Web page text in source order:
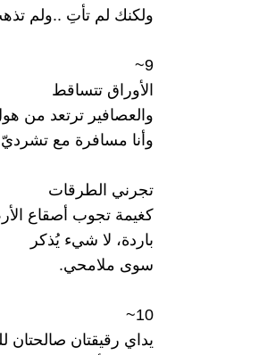
ولكنك لم تأتِ ..ولم
9~
الأوراق تتساقط
والعصافير ترتعد من
وأنا مسافرة مع تشرديّ
تجرني الطرقات
كغيمة تجوب أصقاع
باردة، لا شيء يُذكر
سوى ملامحي.
10~
يداي رقيقتان صالحتان